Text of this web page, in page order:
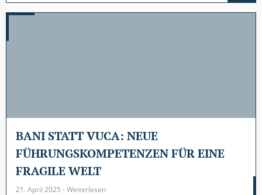
BANI STATT VUCA: NEUE
FÜHRUNGSKOMPETENZEN FÜR EINE
FRAGILE WELT
21. April 2025 - Weiterlesen